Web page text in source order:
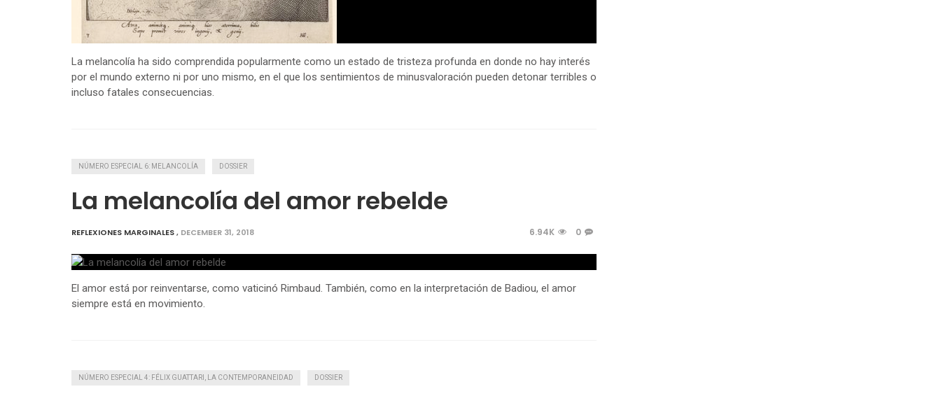
La melancolía ha sido comprendida popularmente como un estado de tristeza profunda en donde no hay interés
por el mundo externo ni por uno mismo, en el que los sentimientos de minusvaloración pueden detonar terribles o
incluso fatales consecuencias.
NÚMERO ESPECIAL 6: MELANCOLÍA DOSSIER
La melancolía del amor rebelde
REFLEXIONES MARGINALES, DECEMBER 31, 2018 6.94K 0
El amor está por reinventarse, como vaticinó Rimbaud. También, como en la interpretación de Badiou, el amor
siempre está en movimiento.
NÚMERO ESPECIAL 4: FÉLIX GUATTARI, LA CONTEMPORANEIDAD DOSSIER